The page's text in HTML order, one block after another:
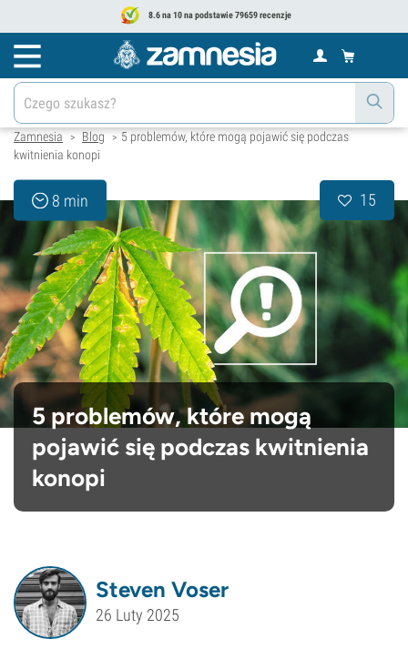
8.6 na 10 na podstawie 79659 recenzje
Zamnesia > Blog > 5 problemów, które mogą pojawić się podczas
kwitnienia konopi
8 min 15
5 problemów, które mogą
pojawić się podczas kwitnienia
konopi
Steven Voser
26 Luty 2025